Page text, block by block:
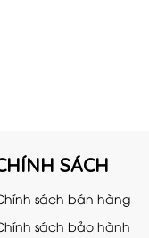
SÁCH
sách bán hàng
sách bảo hành